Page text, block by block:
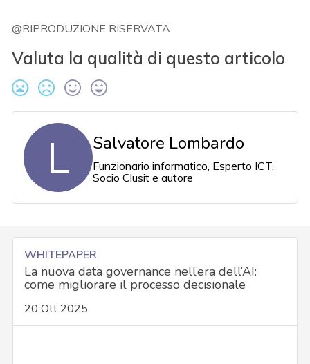
@RIPRODUZIONE RISERVATA
Valuta la qualità di questo articolo
L Salvatore Lombardo
Funzionario informatico, Esperto ICT,
Socio Clusit e autore
WHITEPAPER
La nuova data governance nell’era dell’AI:
come migliorare il processo decisionale
20 Ott 2025